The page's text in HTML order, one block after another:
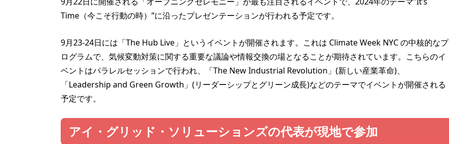
Time（今こそ行動の時）”に沿ったプレゼンテーションが行われる予定です。
9月23-24日には「The Hub Live」というイベントが開催されます。これは Climate Week NYC の中核的なプ
ログラムで、気候変動対策に関する重要な議論や情報交換の場となることが期待されています。こちらのイ
ベントはパラレルセッションで行われ、「The New Industrial Revolution」(新しい産業革命)、
「Leadership and Green Growth」(リーダーシップとグリーン成長)などのテーマでイベントが開催される
予定です。
アイ・グリッド・ソリューションズの代表が現地で参加